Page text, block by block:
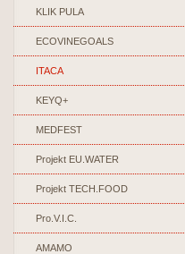
KLIK PULA
ECOVINEGOALS
ITACA
KEYQ+
MEDFEST
Projekt EU.WATER
Projekt TECH.FOOD
Pro.V.I.C.
AMAMO